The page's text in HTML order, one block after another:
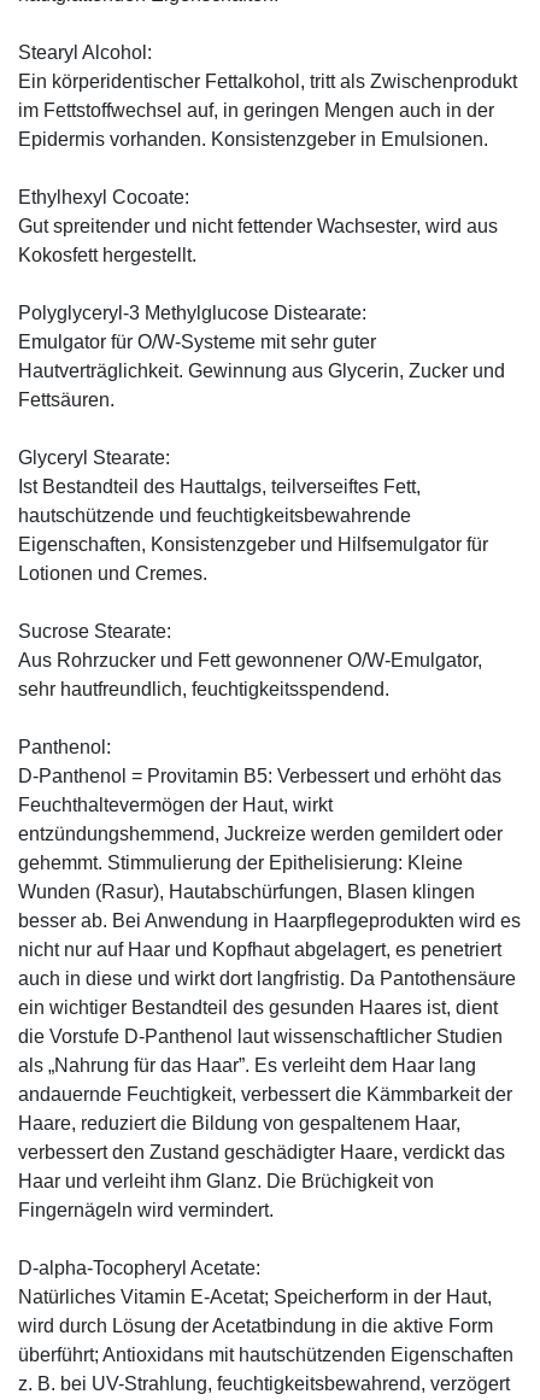
Stearyl Alcohol:
Ein körperidentischer Fettalkohol, tritt als Zwischenprodukt
im Fettstoffwechsel auf, in geringen Mengen auch in der
Epidermis vorhanden. Konsistenzgeber in Emulsionen.
Ethylhexyl Cocoate:
Gut spreitender und nicht fettender Wachsester, wird aus
Kokosfett hergestellt.
Polyglyceryl-3 Methylglucose Distearate:
Emulgator für O/W-Systeme mit sehr guter
Hautverträglichkeit. Gewinnung aus Glycerin, Zucker und
Fettsäuren.
Glyceryl Stearate:
Ist Bestandteil des Hauttalgs, teilverseiftes Fett,
hautschützende und feuchtigkeitsbewahrende
Eigenschaften, Konsistenzgeber und Hilfsemulgator für
Lotionen und Cremes.
Sucrose Stearate:
Aus Rohrzucker und Fett gewonnener O/W-Emulgator,
sehr hautfreundlich, feuchtigkeitsspendend.
Panthenol:
D-Panthenol = Provitamin B5: Verbessert und erhöht das
Feuchthaltevermögen der Haut, wirkt
entzündungshemmend, Juckreize werden gemildert oder
gehemmt. Stimmulierung der Epithelisierung: Kleine
Wunden (Rasur), Hautabschürfungen, Blasen klingen
besser ab. Bei Anwendung in Haarpflegeprodukten wird es
nicht nur auf Haar und Kopfhaut abgelagert, es penetriert
auch in diese und wirkt dort langfristig. Da Pantothensäure
ein wichtiger Bestandteil des gesunden Haares ist, dient
die Vorstufe D-Panthenol laut wissenschaftlicher Studien
als „Nahrung für das Haar”. Es verleiht dem Haar lang
andauernde Feuchtigkeit, verbessert die Kämmbarkeit der
Haare, reduziert die Bildung von gespaltenem Haar,
verbessert den Zustand geschädigter Haare, verdickt das
Haar und verleiht ihm Glanz. Die Brüchigkeit von
Fingernägeln wird vermindert.
D-alpha-Tocopheryl Acetate:
Natürliches Vitamin E-Acetat; Speicherform in der Haut,
wird durch Lösung der Acetatbindung in die aktive Form
überführt; Antioxidans mit hautschützenden Eigenschaften
z. B. bei UV-Strahlung, feuchtigkeitsbewahrend, verzögert